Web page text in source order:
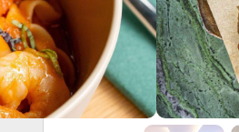
ارسال
درخواست